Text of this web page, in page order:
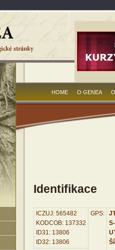
HOME O GENEA
Identifikace
ICZUJ: 565482
KODCOB: 137332
ID31: 13806
ID32: 13806
GPS: